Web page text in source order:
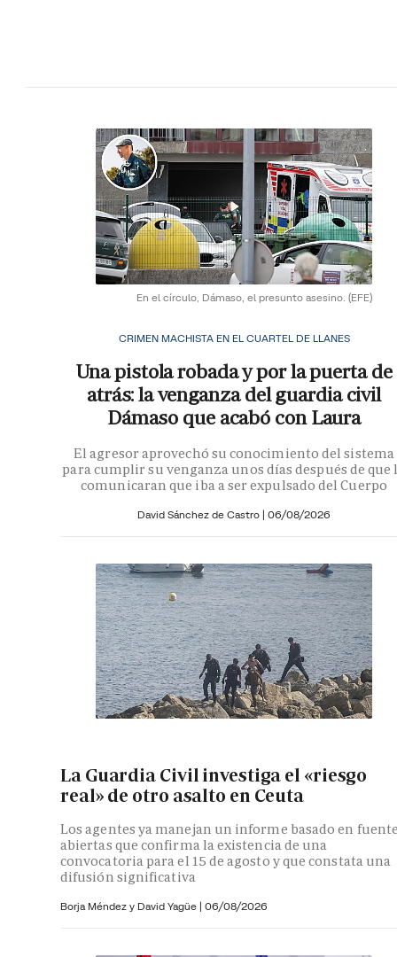
En el círculo, Dámaso, el presunto asesino. (EFE)
CRIMEN MACHISTA EN EL CUARTEL DE LLANES
Una pistola robada y por la puerta de
atrás: la venganza del guardia civil
Dámaso que acabó con Laura
El agresor aprovechó su conocimiento del sistema
para cumplir su venganza unos días después de que
comunicaran que iba a ser expulsado del Cuerpo
David Sánchez de Castro | 06/08/2026
La Guardia Civil investiga el «riesgo
real» de otro asalto en Ceuta
Los agentes ya manejan un informe basado en
abiertas que confirma la existencia de una
convocatoria para el 15 de agosto y que constata una
difusión significativa
Borja Méndez y David Yagüe | 06/08/2026